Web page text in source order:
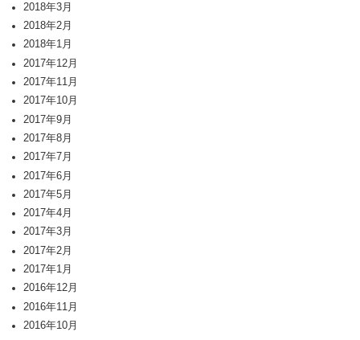
2018年3月
2018年2月
2018年1月
2017年12月
2017年11月
2017年10月
2017年9月
2017年8月
2017年7月
2017年6月
2017年5月
2017年4月
2017年3月
2017年2月
2017年1月
2016年12月
2016年11月
2016年10月